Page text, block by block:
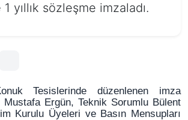
yıllık sözleşme imzaladı.
Tesislerinde düzenlenen imza
Mustafa Ergün, Teknik Sorumlu Bülent
Kurulu Üyeleri ve Basın Mensupları